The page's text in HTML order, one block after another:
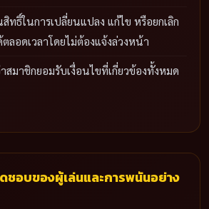
ทธิ์ในการเปลี่ยนแปลง แก้ไข หรือยกเลิก
ลอดเวลาโดยไม่ต้องแจ้งล่วงหน้า
สมาชิกยอมรับเงื่อนไขที่เกี่ยวข้องทั้งหมด
ชอบของผู้เล่นและการพนันอย่าง